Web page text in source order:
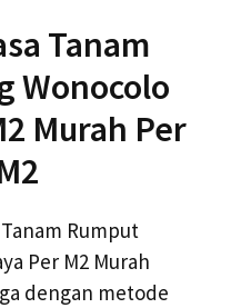
Tanam
Wonocolo
Murah Per
Rumput
Per M2 Murah
dengan metode